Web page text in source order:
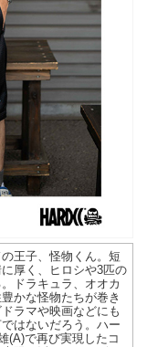
王子、怪物くん。短
厚く、ヒロシや3匹の
ドラキュラ、オオカ
かな怪物たちが巻き
ラマや映画などにも
はないだろう。ハー
(A)で再び実現したコ